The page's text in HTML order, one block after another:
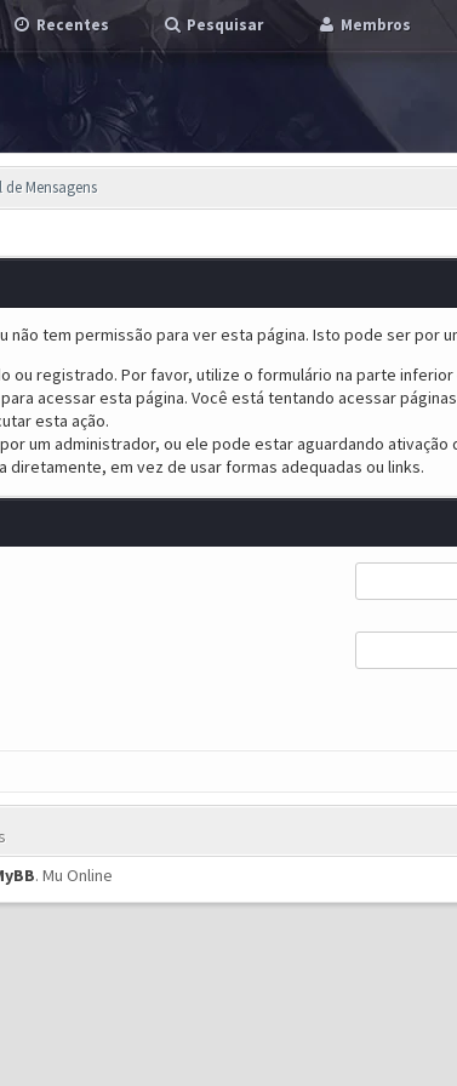
Recentes Pesquisar Membros
de Mensagens
não tem permissão para ver esta página. Isto pode ser por
ou registrado. Por favor, utilize o formulário na parte
acessar esta página. Você está tentando acessar
esta ação.
um administrador, ou ele pode estar aguardando ativação
diretamente, em vez de usar formas adequadas ou links.
.Mu Online